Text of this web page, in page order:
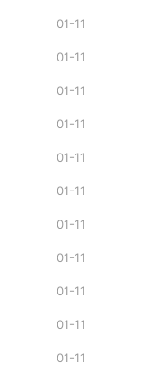
01-11
01-11
01-11
01-11
01-11
01-11
01-11
01-11
01-11
01-11
01-11